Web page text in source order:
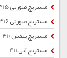
مستربچ صورتی 315
مستربچ صورتی 316
مستربچ بنفش 410
مستربچ آبی 411